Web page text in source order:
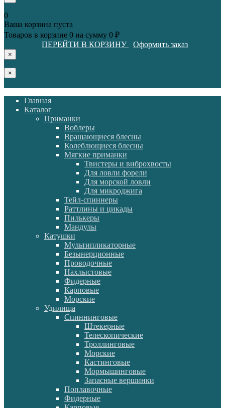
0
Ваша корзина пуста
Товаров в корзине 0 на сумму 0 ₽
ПЕРЕЙТИ В КОРЗИНУ
Оформить заказ
×
×
Главная
Каталог
Приманки
Воблеры
Вращающиеся блесны
Колеблющиеся блесны
Мягкие приманки
Твистеры и виброхвосты
Для ловли форели
Для морской ловли
Для микроджига
Тейл-спиннеры
Раттлины и цикады
Пилькеры
Мандулы
Катушки
Мультипликаторные
Безынерционные
Проводочные
Нахлыстовые
Фидерные
Карповые
Морские
Удилища
Спиннинговые
Штекерные
Телескопические
Троллинговые
Морские
Кастинговые
Мормышинговые
Запасные вершинки
Поплавочные
Фидерные